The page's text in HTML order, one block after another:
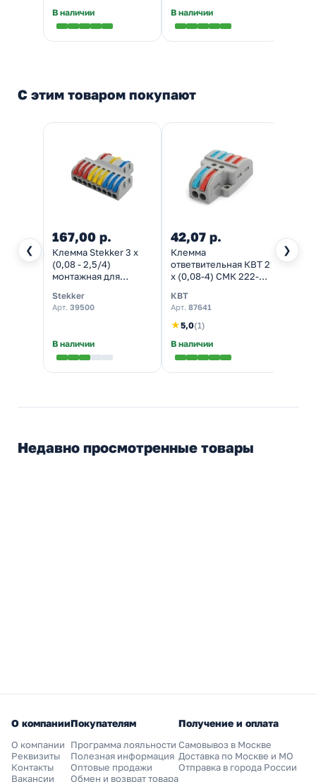
В наличии
В наличии
С этим товаром покупают
❮ ❯
167,00 р.
Клемма Stekker 3 х
(0,08 - 2,5/4)
монтажная для
LD222-428 [уп. 20шт]
Stekker
Арт. 39500
В наличии
42,07 р.
Клемма
ответвительная КВТ 2
х (0,08-4) СМК 222-
КВТ
Арт. 87641
★5,0(1)
В наличии
Недавно просмотренные товары
О компании
О компании
Реквизиты
Контакты
Вакансии
Покупателям
Программа лояльности
Полезная информация
Оптовые продажи
Обмен и возврат товара
Получение и оплата
Самовывоз в Москве
Доставка по Москве и МО
Отправка в города России